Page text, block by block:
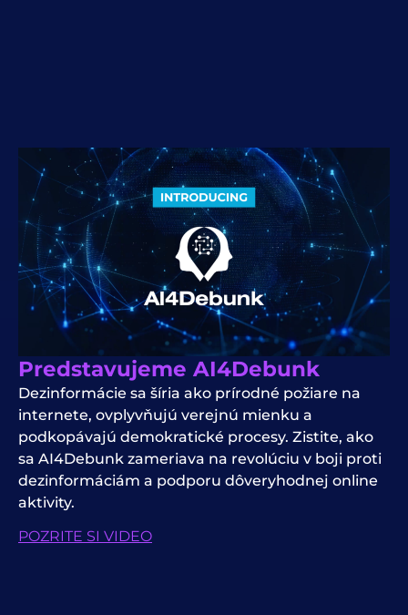
Predstavujeme AI4Debunk
Dezinformácie sa šíria ako prírodné požiare na
internete, ovplyvňujú verejnú mienku a
podkopávajú demokratické procesy. Zistite, ako
sa AI4Debunk zameriava na revolúciu v boji proti
dezinformáciám a podporu dôveryhodnej online
aktivity.
POZRITE SI VIDEO